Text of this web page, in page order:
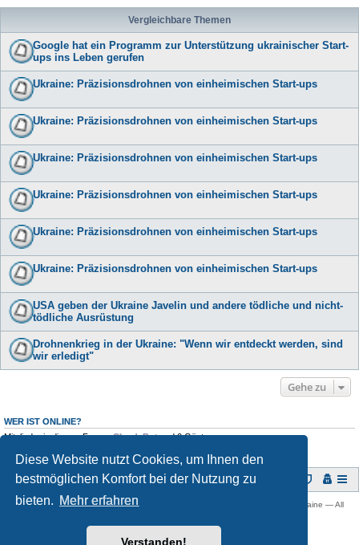
Diese Website nutzt Cookies, um Ihnen den
bestmöglichen Komfort bei der Nutzung zu
bieten.
Mehr erfahren
Verstanden!
Vergleichbare Themen
Google hat ein Programm zur Unterstützung ukrainischer Start-
ups ins Leben gerufen
Ukraine: Präzisionsdrohnen von einheimischen Start-ups
Ukraine: Präzisionsdrohnen von einheimischen Start-ups
Ukraine: Präzisionsdrohnen von einheimischen Start-ups
Ukraine: Präzisionsdrohnen von einheimischen Start-ups
Ukraine: Präzisionsdrohnen von einheimischen Start-ups
Ukraine: Präzisionsdrohnen von einheimischen Start-ups
USA geben der Ukraine Javelin und andere tödliche und nicht-
tödliche Ausrüstung
Drohnenkrieg in der Ukraine: "Wenn wir entdeckt werden, sind
wir erledigt"
Gehe zu
WER IST ONLINE?
Mitglieder in diesem Forum:ClaudeBotund 0 Gäste
Foren-Übersicht
Copyright © 2009 -2026 Ukraine-Forum: Infos, Tipps und Diskussionen zur Ukraine — All